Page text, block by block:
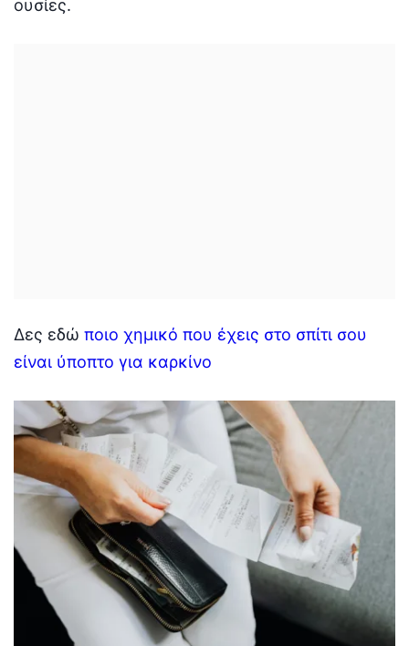
ουσίες.
Δες εδώ ποιο χημικό που έχεις στο σπίτι σου
είναι ύποπτο για καρκίνο